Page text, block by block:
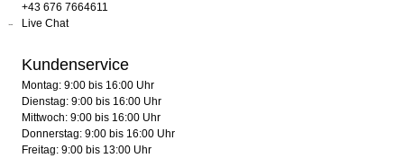
+43 676 7664611
Live Chat
Kundenservice
Montag: 9:00 bis 16:00 Uhr
Dienstag: 9:00 bis 16:00 Uhr
Mittwoch: 9:00 bis 16:00 Uhr
Donnerstag: 9:00 bis 16:00 Uhr
Freitag: 9:00 bis 13:00 Uhr